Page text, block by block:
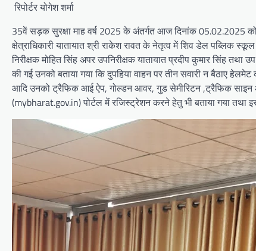
रिपोर्टर योगेश शर्मा
35वें सड़क सुरक्षा माह वर्ष 2025 के अंतर्गत आज दिनांक 05.02.2025
क्षेत्राधिकारी यातायात श्री राकेश रावत के नेतृत्व में शिव डेल पब्लिक
निरीक्षक मोहित सिंह अपर उपनिरीक्षक यातायात प्रदीप कुमार सिंह तथा
की गई उनको बताया गया कि दुपहिया वाहन पर तीन सवारी न बैठाए
आदि उनको ट्रैफिक आई ऐप, गोल्डन आवर, गुड सेमीरिटन ,ट्रैफिक
(mybharat.gov.in) पोर्टल में रजिस्ट्रेशन करने हेतु भी बताया गया तथा